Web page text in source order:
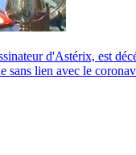
d'Astérix, est
sans lien avec le